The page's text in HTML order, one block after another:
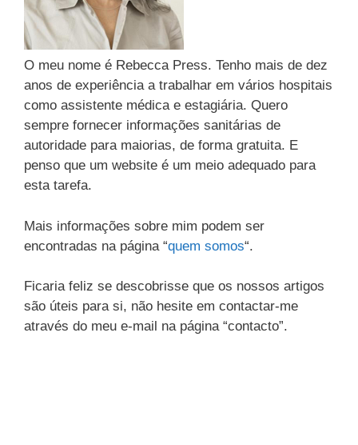
O meu nome é Rebecca Press. Tenho mais de dez
anos de experiência a trabalhar em vários hospitais
como assistente médica e estagiária. Quero
sempre fornecer informações sanitárias de
autoridade para maiorias, de forma gratuita. E
penso que um website é um meio adequado para
esta tarefa.
Mais informações sobre mim podem ser
encontradas na página “quem somos“.
Ficaria feliz se descobrisse que os nossos artigos
são úteis para si, não hesite em contactar-me
através do meu e-mail na página “contacto”.